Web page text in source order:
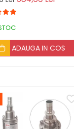
8 turbine, apa
+ Presostat
ADAUGA IN COS